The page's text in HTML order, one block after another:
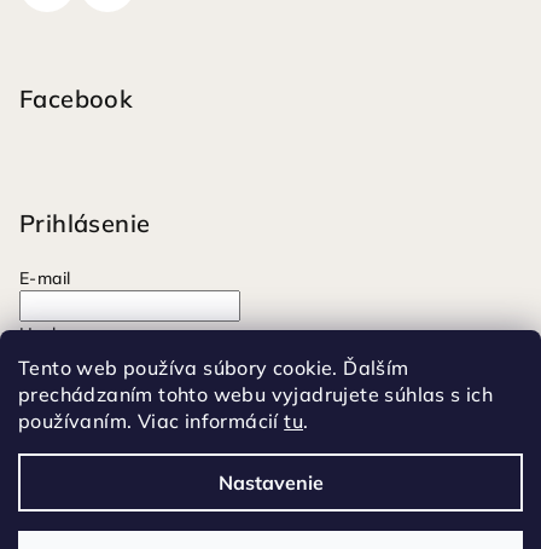
Tento web používa súbory cookie. Ďalším
prechádzaním tohto webu vyjadrujete súhlas s ich
používaním. Viac informáciítu.
Nastavenie
Facebook
Prihlásenie
E-mail
Heslo
Prihlásiť sa
Nová registráciaZabudnuté heslo